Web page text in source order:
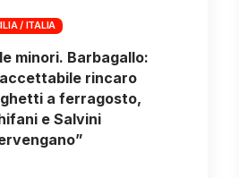
/ ITALIA
minori. Barbagallo:
rincaro
a ferragosto,
e Salvini